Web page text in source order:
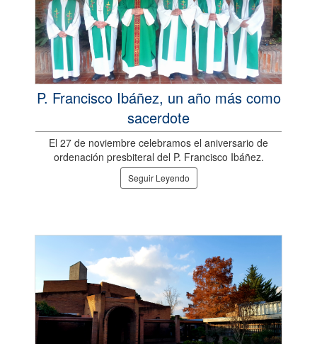
P. Francisco Ibáñez, un año más como
sacerdote
El 27 de noviembre celebramos el aniversario de
ordenación presbiteral del P. Francisco Ibáñez.
Seguir Leyendo